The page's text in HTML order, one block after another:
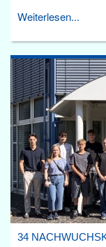
Weiterlesen...
34